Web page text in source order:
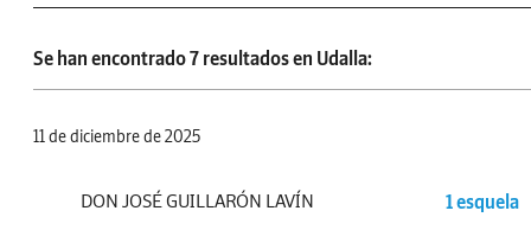
Se han encontrado 7 resultados en Udalla:
11 de diciembre de 2025
DON JOSÉ GUILLARÓN LAVÍN 1 esquela